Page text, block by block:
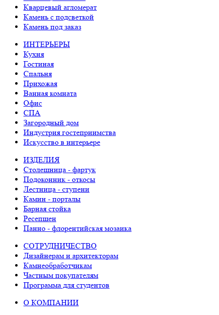
Кварцевый агломерат
Камень с подсветкой
Камень под заказ
ИНТЕРЬЕРЫ
Кухня
Гостиная
Спальня
Прихожая
Ванная комната
Офис
СПА
Загородный дом
Индустрия гостеприимства
Искусство в интерьере
ИЗДЕЛИЯ
Столешница - фартук
Подоконник - откосы
Лестница - ступени
Камин - порталы
Барная стойка
Ресепшен
Панно - флорентийская мозаика
СОТРУДНИЧЕСТВО
Дизайнерам и архитекторам
Камнеобработчикам
Частным покупателям
Программа для студентов
О КОМПАНИИ